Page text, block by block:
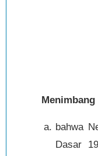
Menimbang
bahwa
Dasar